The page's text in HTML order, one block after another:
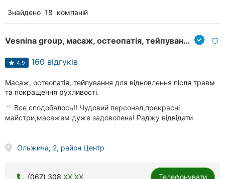
Стоматології
клініки
Ресторани
Всі
рубрики
Всі
Знайдено 18 компаній
Vesnina group, масаж, остеопатія, тейпування
4.9 160 відгуків
Масаж, остеопатія, тейпування для відновлення після травм
та покращення рухливості.
Все сподобалось!! Чудовий персонал,прекрасні
майстри,масажем дуже задоволена! Раджу відвідати
Ольжича, 2, район Центр
(067) 308 XX XX Телефонувати